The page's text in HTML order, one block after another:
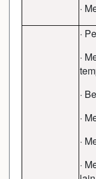
·
·
·
·
·
·
·